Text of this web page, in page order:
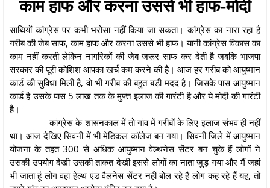
काम हाफ और करना उससे भी हाफ-मोदी
साथियों कांग्रेस पर कभी भरोसा नहीं किया जा सकता। कांग्रेस का नारा रहा है
गरीब की जेब साफ, काम हाफ और करना उससे भी हाफ। यानी कांग्रेस विकास का
काम नहीं करती लेकिन नागरिकों की जेब जरूर साफ कर देती है जबकि भाजपा
सरकार की पूरी कोशिश आपका खर्च कम करने की है। आज हर गरीब को आयुष्मान
कार्ड की सुविधा मिली है, वो भी गरीब की बहुत बड़ी मदद है। जिसके पास आयुष्मान
कार्ड है उसके पास 5 लाख तक के मुफ्त इलाज की गारंटी है और ये मोदी की गारंटी
है।
कांग्रेस के शासनकाल में तो गांव में गरीबों के लिए इलाज संभव ही नहीं
था। आज देखिए सिवनी में भी मेडिकल कॉलेज बन गया। सिवनी जिले में आयुष्मान
योजना के तहत 300 से अधिक आयुष्मान वेल्थनेस सेंटर बन चुके हैं लोगों ने
उसकी उपयोग देखी उसकी ताकत देखी इससे लोगों का नाता जुड़ गया और मैं जहां
भी जाता हूं लोग वहां हेल्थ एंड वैलनेस सेंटर नहीं बोल रहे हैं लोग कह रहे हैं यह, तो